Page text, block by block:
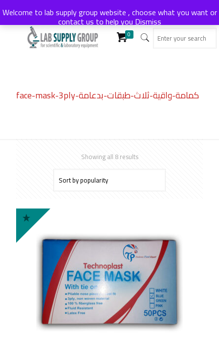
0
face-mask-3ply-كمامة-واقية-ثلاث-طبقات-بدعامة
Showing all 8 resultsSorted
Welcome to lab supply group website , choose what you want or
contact us to help youDismiss